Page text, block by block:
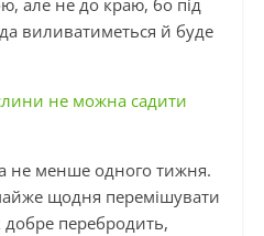
але не до краю, бо під
виливатиметься й буде
не можна садити
не менше одного тижня.
щодня перемішувати
добре перебродить,